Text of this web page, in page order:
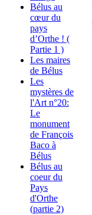
Bélus au
cœur du
pays
d’Orthe ! (
Partie 1 )
Les maires
de Bélus
Les
mystères de
l'Art n°20:
Le
monument
de François
Baco à
Bélus
Bélus au
coeur du
Pays
d'Orthe
(partie 2)